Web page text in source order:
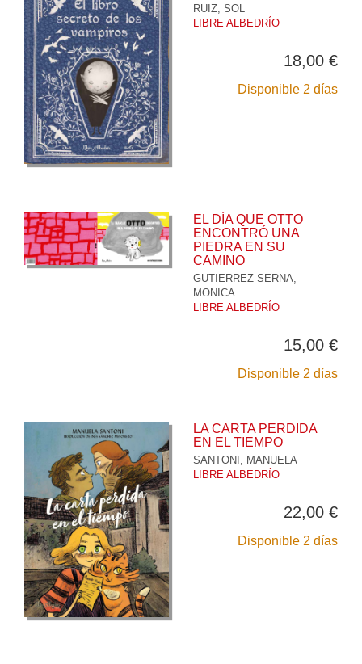
RUIZ, SOL
LIBRE ALBEDRÍO
18,00 €
Disponible 2 días
EL DÍA QUE OTTO
ENCONTRÓ UNA
PIEDRA EN SU
CAMINO
GUTIERREZ SERNA,
MONICA
LIBRE ALBEDRÍO
15,00 €
Disponible 2 días
LA CARTA PERDIDA
EN EL TIEMPO
SANTONI, MANUELA
LIBRE ALBEDRÍO
22,00 €
Disponible 2 días